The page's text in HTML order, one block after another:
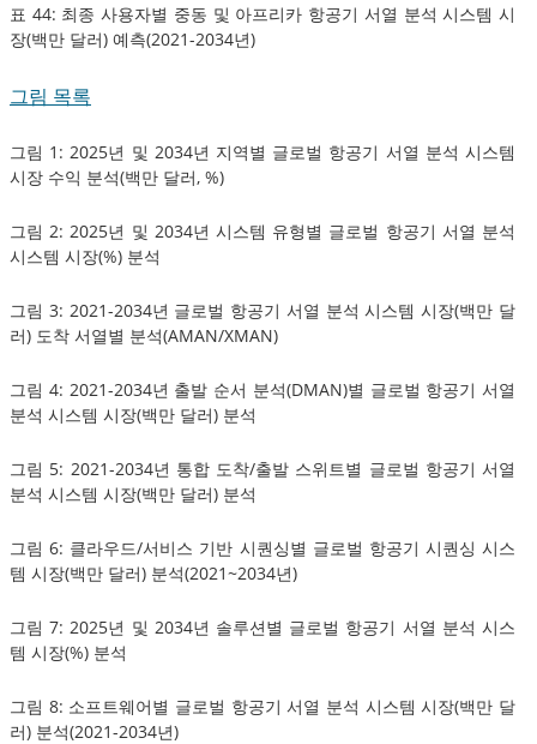
표 44: 최종 사용자별 중동 및 아프리카 항공기 서열 분석 시스템 시
장(백만 달러) 예측(2021-2034년)
그림 목록
그림 1: 2025년 및 2034년 지역별 글로벌 항공기 서열 분석 시스템
시장 수익 분석(백만 달러, %)
그림 2: 2025년 및 2034년 시스템 유형별 글로벌 항공기 서열 분석
시스템 시장(%) 분석
그림 3: 2021-2034년 글로벌 항공기 서열 분석 시스템 시장(백만 달
러) 도착 서열별 분석(AMAN/XMAN)
그림 4: 2021-2034년 출발 순서 분석(DMAN)별 글로벌 항공기 서열
분석 시스템 시장(백만 달러) 분석
그림 5: 2021-2034년 통합 도착/출발 스위트별 글로벌 항공기 서열
분석 시스템 시장(백만 달러) 분석
그림 6: 클라우드/서비스 기반 시퀀싱별 글로벌 항공기 시퀀싱 시스
템 시장(백만 달러) 분석(2021~2034년)
그림 7: 2025년 및 2034년 솔루션별 글로벌 항공기 서열 분석 시스
템 시장(%) 분석
그림 8: 소프트웨어별 글로벌 항공기 서열 분석 시스템 시장(백만 달
러) 분석(2021-2034년)